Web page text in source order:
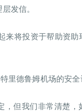
发信。
来将投资于帮助资
里德鲁姆机场的安
但我们非常清楚